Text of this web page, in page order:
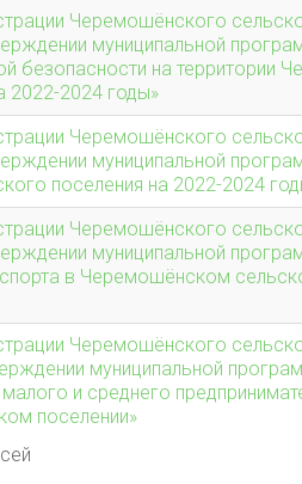
Черемошёнского
муниципальной
безопасности на территории
2022-2024 годы»
Черемошёнского
муниципальной
поселения на 2022-2024
Черемошёнского
муниципальной
в Черемошёнском
Черемошёнского
муниципальной
и среднего
поселении»